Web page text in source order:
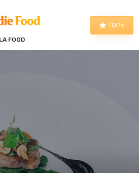
FOOD
TOPs
cookies